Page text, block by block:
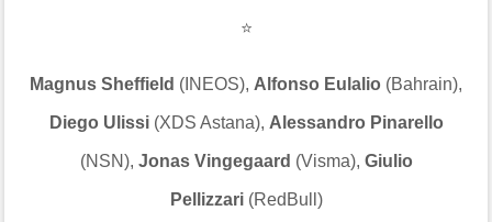
⭐
Magnus Sheffield (INEOS), Alfonso Eulalio (Bahrain),
Diego Ulissi(XDS Astana), Alessandro Pinarello
(NSN), Jonas Vingegaard (Visma), Giulio
Pellizzari (RedBull)